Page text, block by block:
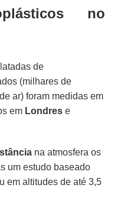
no
de
(milhares de
ar) foram medidas em
em Londres e
na atmosfera os
um estudo baseado
em altitudes de até 3,5